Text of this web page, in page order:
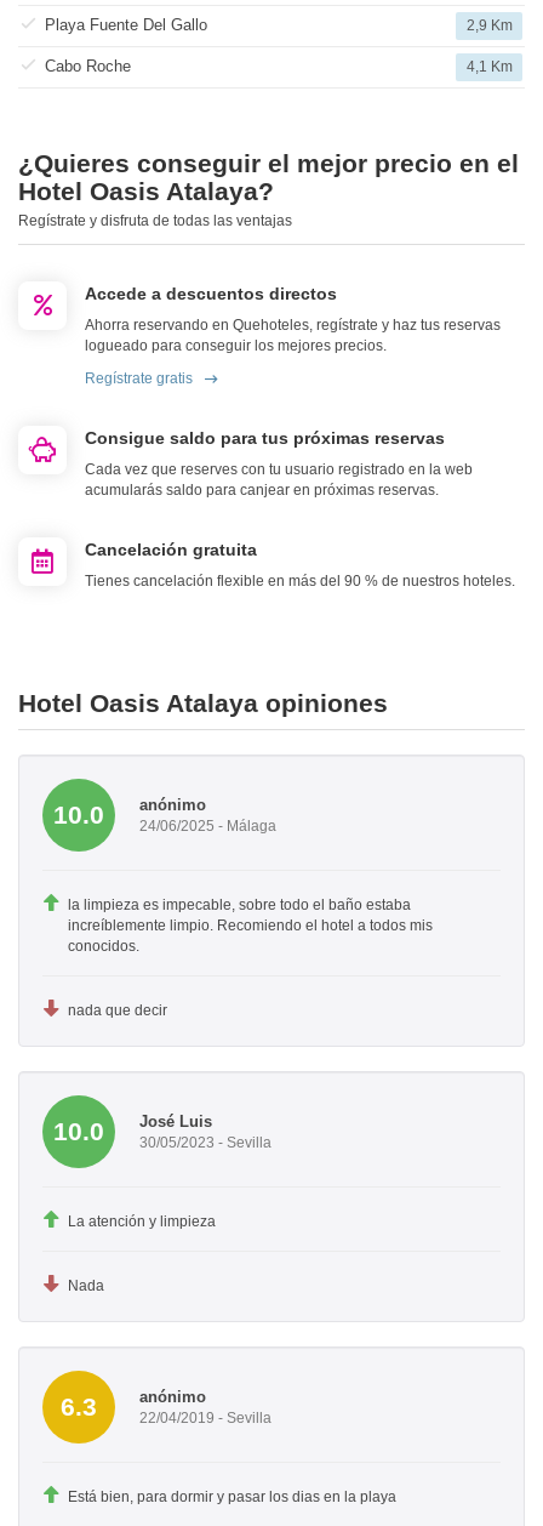
Playa Fuente Del Gallo 2,9 Km
Cabo Roche 4,1 Km
¿Quieres conseguir el mejor precio en el
Hotel Oasis Atalaya?
Regístrate y disfruta de todas las ventajas
Accede a descuentos directos
Ahorra reservando en Quehoteles, regístrate y haz tus reservas
logueado para conseguir los mejores precios.
Regístrate gratis
Consigue saldo para tus próximas reservas
Cada vez que reserves con tu usuario registrado en la web
acumularás saldo para canjear en próximas reservas.
Cancelación gratuita
Tienes cancelación flexible en más del 90 % de nuestros hoteles.
Hotel Oasis Atalaya opiniones
10.0 anónimo
24/06/2025 - Málaga
la limpieza es impecable, sobre todo el baño estaba
increíblemente limpio. Recomiendo el hotel a todos mis
conocidos.
nada que decir
10.0 José Luis
30/05/2023 - Sevilla
La atención y limpieza
Nada
6.3 anónimo
22/04/2019 - Sevilla
Está bien, para dormir y pasar los dias en la playa